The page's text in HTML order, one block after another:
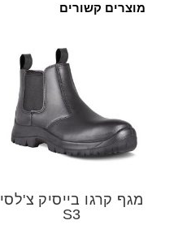
מוצרים קשורים
מגף קרגו בייסיק צ'לסי
S3